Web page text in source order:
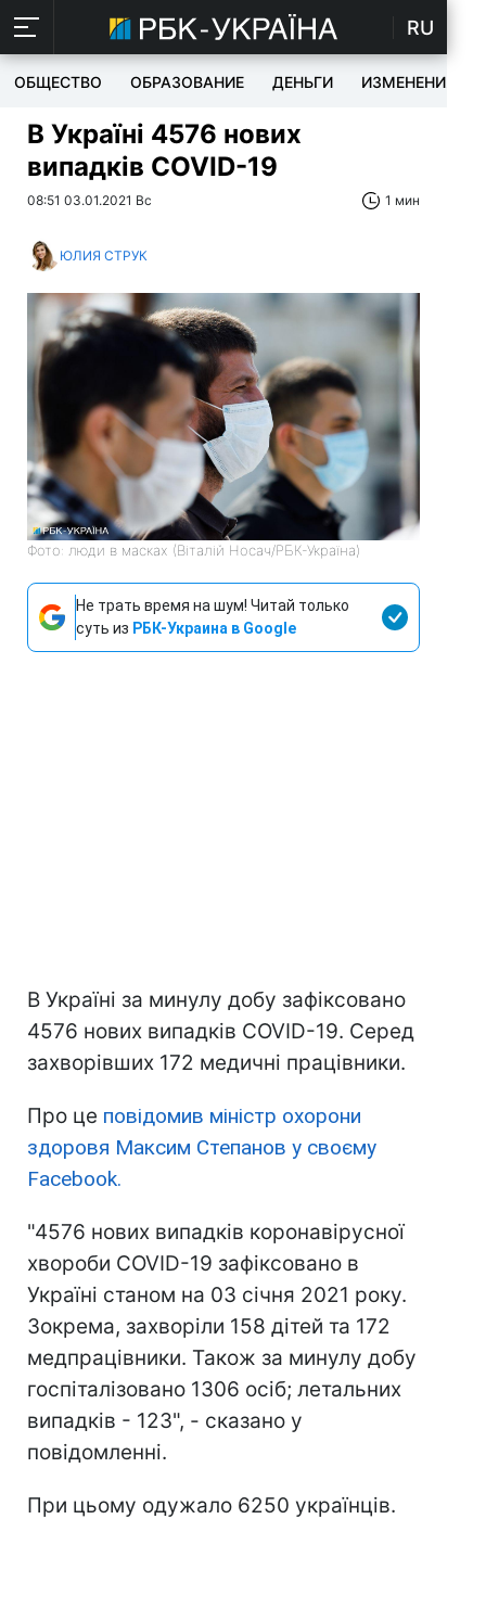
RU
ОБЩЕСТВО ОБРАЗОВАНИЕ ДЕНЬГИ ИЗМЕНЕНИЯ
В Україні 4576 нових
випадків СOVID-19
08:51 03.01.2021 Вс 1 мин
ЮЛИЯ СТРУК
Фото: люди в масках (Віталій Носач/РБК-Україна)
Не трать время на шум! Читай только
суть из РБК-Украина в Google
В Україні за минулу добу зафіксовано
4576 нових випадків СOVID-19. Серед
захворівших 172 медичні працівники.
Про це повідомив міністр охорони
здоровя Максим Степанов у своєму
Facebook.
"4576 нових випадків коронавірусної
хвороби COVID-19 зафіксовано в
Україні станом на 03 січня 2021 року.
Зокрема, захворіли 158 дітей та 172
медпрацівники. Також за минулу добу
госпіталізовано 1306 осіб; летальних
випадків - 123", - сказано у
повідомленні.
При цьому одужало 6250 українців.